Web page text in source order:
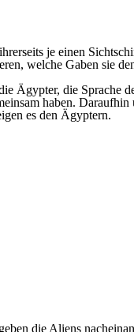
je einen
welche Gaben sie
Ägypter, die
haben.
es den Ägyptern.
geben die Aliens